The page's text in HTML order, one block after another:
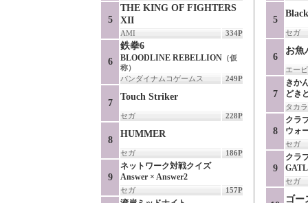
5
THE KING OF FIGHTERS
XII
AMI 334P
6
鉄拳6
BLOODLINE REBELLION （仮
称）
バンダイナムコゲームス
249P
7
Touch Striker
セガ 228P
8
HUMMER
セガ 186P
9
ネットワーク対戦クイズ
Answer × Answer2
セガ 157P
5
セガ
6
お魚
エー
7
きか
どき
タカ
8
クラ
ウォ
セガ
9
クラ
セガ
ゴー